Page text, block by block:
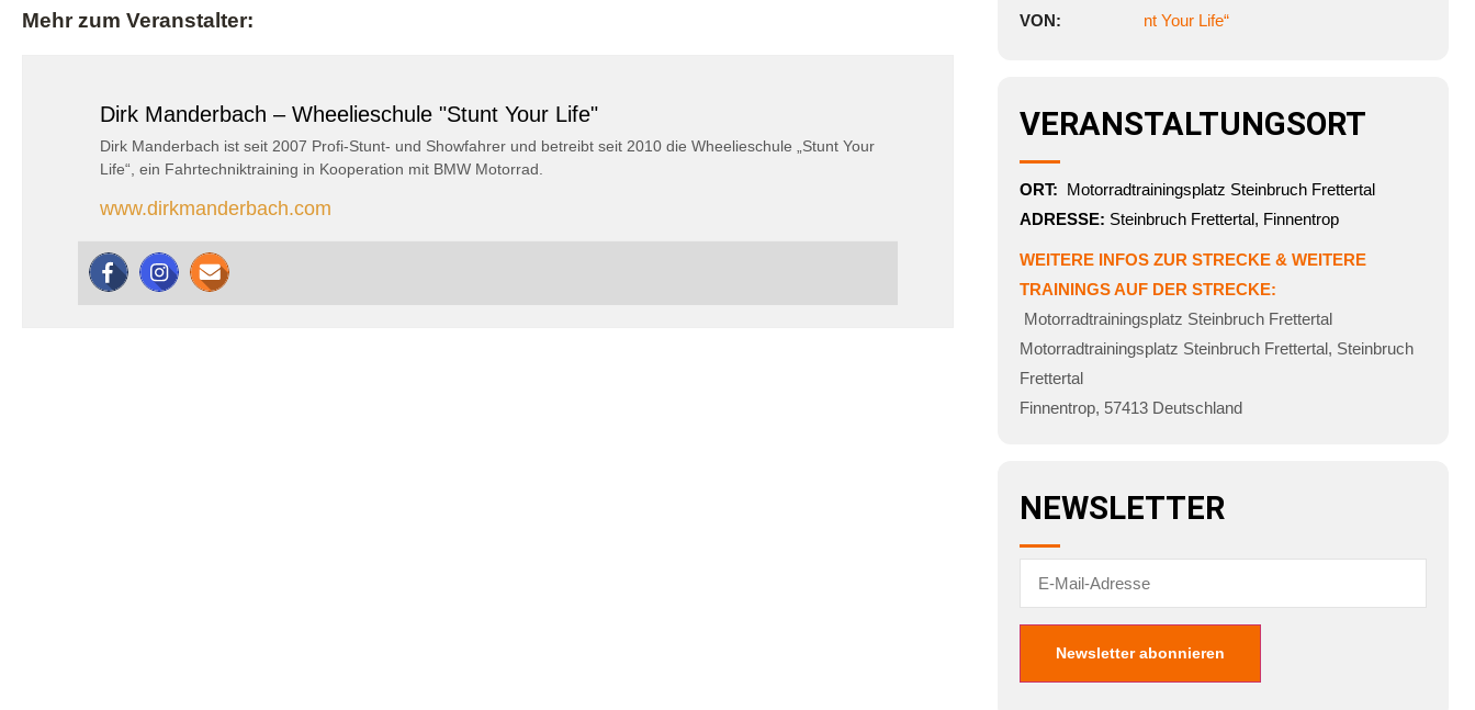
Mehr zum Veranstalter:
Dirk Manderbach – Wheelieschule "Stunt Your Life"
Dirk Manderbach ist seit 2007 Profi-Stunt- und Showfahrer und betreibt seit 2010 die Wheelieschule „Stunt Your
Life“, ein Fahrtechniktraining in Kooperation mit BMW Motorrad.
www.dirkmanderbach.com
VON:
nt Your Life“
VERANSTALTUNGSORT
ORT: Motorradtrainingsplatz Steinbruch Frettertal
ADRESSE: Steinbruch Frettertal, Finnentrop
WEITERE INFOS ZUR STRECKE & WEITERE
TRAININGS AUF DER STRECKE:
Motorradtrainingsplatz Steinbruch Frettertal
Motorradtrainingsplatz Steinbruch Frettertal, Steinbruch
Frettertal
Finnentrop, 57413 Deutschland
NEWSLETTER